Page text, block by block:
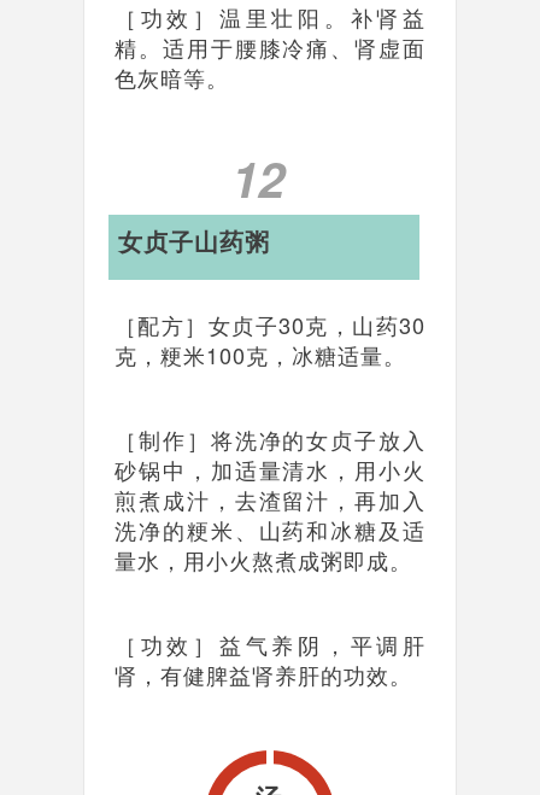
［功效］温里壮阳。补肾益
精。适用于腰膝冷痛、肾虚面
色灰暗等。
12
女贞子山药粥
［配方］女贞子30克，山药30
克，粳米100克，冰糖适量。
［制作］将洗净的女贞子放入
砂锅中，加适量清水，用小火
煎煮成汁，去渣留汁，再加入
洗净的粳米、山药和冰糖及适
量水，用小火熬煮成粥即成。
［功效］益气养阴，平调肝
肾，有健脾益肾养肝的功效。